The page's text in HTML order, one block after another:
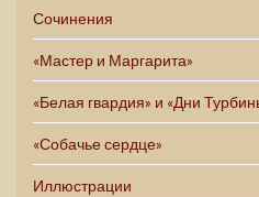
Сочинения
«Мастер и Маргарита»
«Белая гвардия» и «Дни
«Собачье сердце»
Иллюстрации